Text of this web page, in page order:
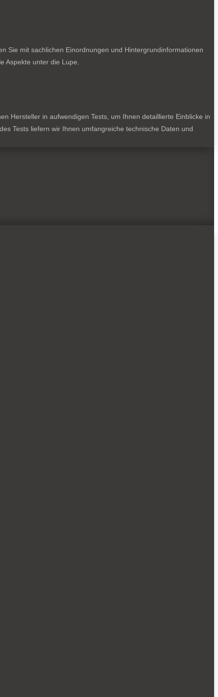
Sie mit sachlichen Einordnungen und Hintergrundinformationen
Aspekte unter die Lupe.
Hersteller in aufwendigen Tests, um Ihnen detaillierte Einblicke in
Tests liefern wir Ihnen umfangreiche technische Daten und